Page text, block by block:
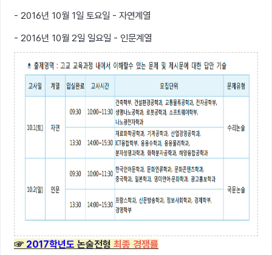
- 2016년 10월 1일 토요일 - 자연계열
- 2016년 10월 2일 일요일 - 인문계열
☞ 2017학년도 논술전형 최종 경쟁률